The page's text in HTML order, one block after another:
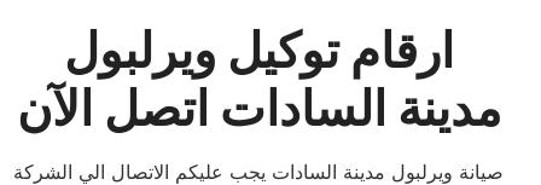
ارقام توكيل ويرلبول
مدينة السادات اتصل الآن
صيانة ويرلبول مدينة السادات يجب عليكم الاتصال الي الشركة